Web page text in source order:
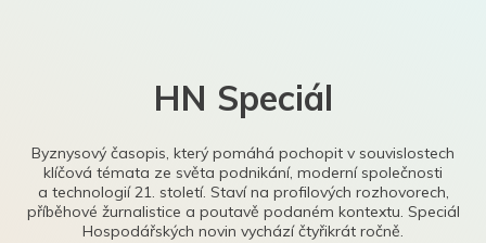
HN Speciál
Byznysový časopis, který pomáhá pochopit v souvislostech
klíčová témata ze světa podnikání, moderní společnosti
a technologií 21. století. Staví na profilových rozhovorech,
příběhové žurnalistice a poutavě podaném kontextu. Speciál
Hospodářských novin vychází čtyřikrát ročně.